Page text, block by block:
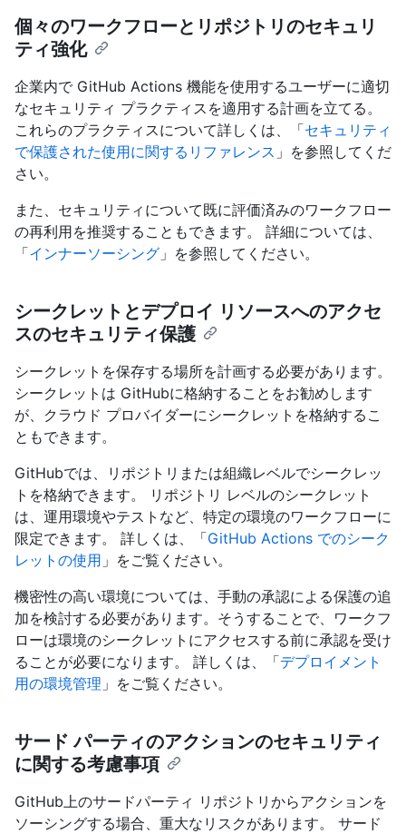
個々のワークフローとリポジトリのセキュリ
ティ強化
企業内で GitHub Actions 機能を使用するユーザーに適切
なセキュリティ プラクティスを適用する計画を立てる。
これらのプラクティスについて詳しくは、「セキュリティ
で保護された使用に関するリファレンス 」を参照してくだ
さい。
また、セキュリティについて既に評価済みのワークフロー
の再利用を推奨することもできます。 詳細については、
「インナーソーシング 」を参照してください。
シークレットとデプロイ リソースへのアクセ
スのセキュリティ保護
シークレットを保存する場所を計画する必要があります。
シークレットは GitHubに格納することをお勧めします
が、クラウド プロバイダーにシークレットを格納するこ
ともできます。
GitHubでは、リポジトリまたは組織レベルでシークレッ
トを格納できます。 リポジトリ レベルのシークレット
は、運用環境やテストなど、特定の環境のワークフローに
限定できます。 詳しくは、「GitHub Actions でのシーク
レットの使用 」をご覧ください。
機密性の高い環境については、手動の承認による保護の追
加を検討する必要があります。そうすることで、ワークフ
ローは環境のシークレットにアクセスする前に承認を受け
ることが必要になります。 詳しくは、「デプロイメント
用の環境管理 」をご覧ください。
サード パーティのアクションのセキュリティ
に関する考慮事項
GitHub上のサードパーティ リポジトリからアクションを
ソーシングする場合、重大なリスクがあります。 サード